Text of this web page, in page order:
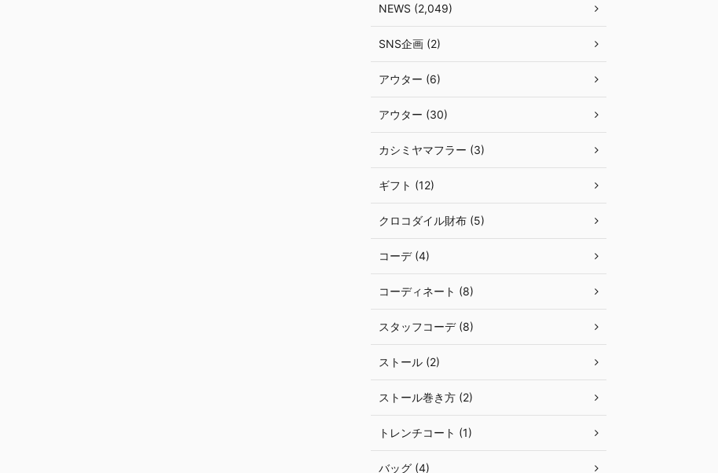
NEWS (2,049)
SNS企画 (2)
アウター (6)
アウター (30)
カシミヤマフラー (3)
ギフト (12)
クロコダイル財布 (5)
コーデ (4)
コーディネート (8)
スタッフコーデ (8)
ストール (2)
ストール巻き方 (2)
トレンチコート (1)
バッグ (4)